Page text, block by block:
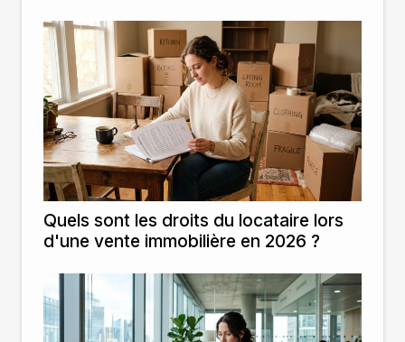
Quels sont les droits du locataire lors
d'une vente immobilière en 2026 ?